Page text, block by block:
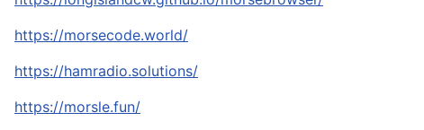
https://morsecode.world/
https://hamradio.solutions/
https://morsle.fun/